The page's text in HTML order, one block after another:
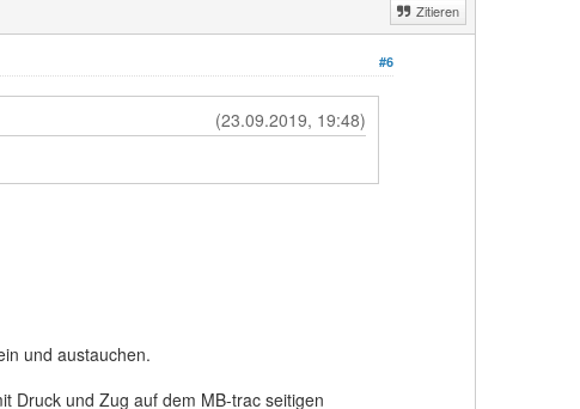
Zitieren
#6
(23.09.2019, 19:48)
und austauchen.
Druck und Zug auf dem MB-trac seitigen